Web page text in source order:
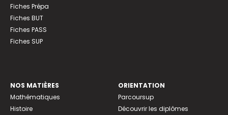
Fiches Prépa
Fiches BUT
Fiches PASS
Fiches SUP
NOS MATIÈRES
Mathématiques
Histoire
ORIENTATION
Parcoursup
Découvrir les diplômes